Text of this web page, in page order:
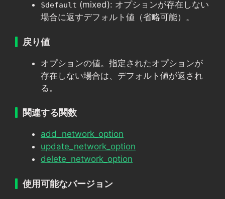
$default (mixed): オプションが存在しない
場合に返すデフォルト値（省略可能）。
戻り値
オプションの値。指定されたオプションが
存在しない場合は、デフォルト値が返され
る。
関連する関数
add_network_option
update_network_option
delete_network_option
使用可能なバージョン